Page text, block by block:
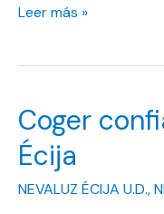
La
por
bien
las
cosas
lastra
Leer más »
Coger
Écija
NEVALUZ ÉCIJA U.D.,